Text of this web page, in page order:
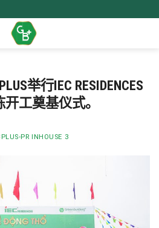
举行IEC RESIDENCES
工奠基仪式。
PR INHOUSE 3